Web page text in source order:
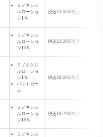
ミノキシジ
ルローショ
ン1％
税込13,000円/月
ミノキシジ
ルローショ
ン15％
税込13,200円/月
ミノキシジ
ルローショ
ン1％
パントガー
ル
税込18,000円/月
ミノキシジ
ルローショ
ン15％
税込18,700円/月
ミノキシジ